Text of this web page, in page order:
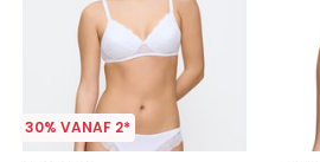
30% VANAF 2*